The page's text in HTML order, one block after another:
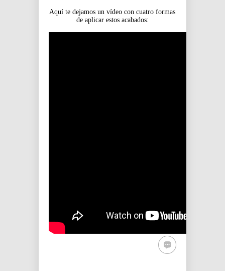
Aquí te dejamos un vídeo con cuatro formas
de aplicar estos acabados: